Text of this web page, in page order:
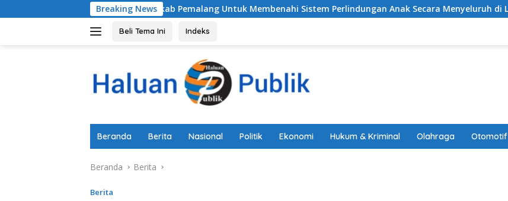
ke
Breaking News
Komitmen Pemkab Pemalang Untuk Membenahi Sistem Perlindungan Anak Secara Menyeluruh di Lingkungan Sekolah
Beli Tema Ini Indeks
Beranda Berita Nasional Politik Ekonomi Hukum & Kriminal Olahraga Otomotif
Beranda Berita
Berita